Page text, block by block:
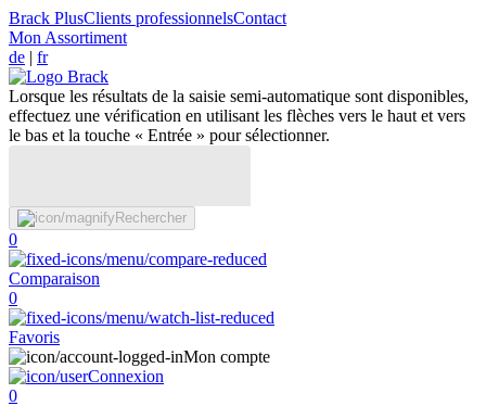
Brack PlusClients professionnelsContact
Mon Assortiment
de | fr
Lorsque les résultats de la saisie semi-automatique sont disponibles,
effectuez une vérification en utilisant les flèches vers le haut et vers
le bas et la touche « Entrée » pour sélectionner.
Rechercher
0
Comparaison
0
Favoris
Mon compte
Connexion
0